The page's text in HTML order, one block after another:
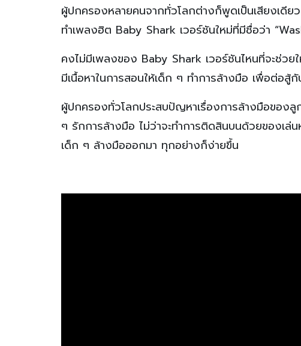
ผู้ปกครองหลายคนจากทั่วโลกต่างก็พูดเป็นเสียงเดีย
ทำเพลงฮิต Baby Shark เวอร์ชันใหม่ที่มีชื่อว่า
คงไม่มีเพลงของ Baby Shark เวอร์ชันไหนที่จะช่วย
มีเนื้อหาในการสอนให้เด็ก ๆ ทำการล้างมือ เพื่อต่อสู้
ผู้ปกครองทั่วโลกประสบปัญหาเรื่องการล้างมือของลู
ๆ รักการล้างมือ ไม่ว่าจะทำการติดสินบนด้วยของเ
เด็ก ๆ ล้างมือออกมา ทุกอย่างก็ง่ายขึ้น